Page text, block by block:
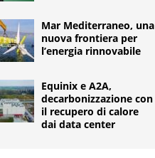
Mar Mediterraneo, una
nuova frontiera per
l’energia rinnovabile
Equinix e A2A,
decarbonizzazione con
il recupero di calore
dai data center